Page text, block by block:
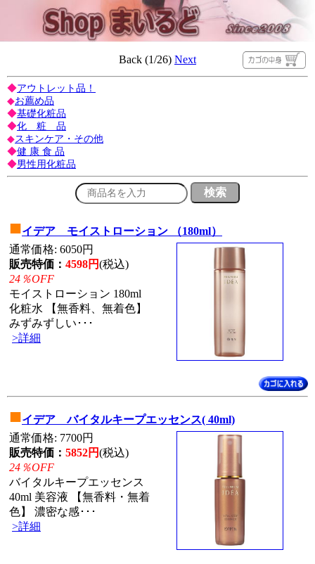
Back (1/26) Next
◆アウトレット品！
◆お薦め品
◆基礎化粧品
◆化 粧 品
◆スキンケア・その他
◆健 康 食 品
◆男性用化粧品
■イデア モイストローション （180ml）
通常価格: 6050円
販売特価： 4598円(税込)
24％OFF
モイストローション 180ml
化粧水 【無香料、無着色】
みずみずしい･･･
>詳細
■イデア バイタルキープエッセンス( 40ml)
通常価格: 7700円
販売特価： 5852円(税込)
24％OFF
バイタルキープエッセンス
40ml 美容液 【無香料・無着
色】 濃密な感･･･
>詳細